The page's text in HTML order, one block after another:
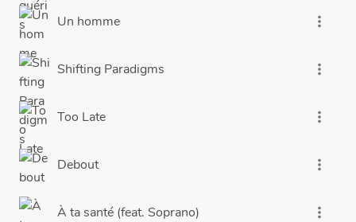
Un homme more_vert
Shifting Paradigms more_vert
Too Late more_vert
Debout more_vert
À ta santé (feat. Soprano) more_vert